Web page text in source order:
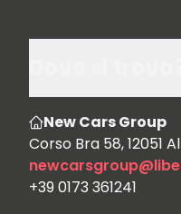
New Cars Group
Corso Bra 58, 12051
+39 0173 361241